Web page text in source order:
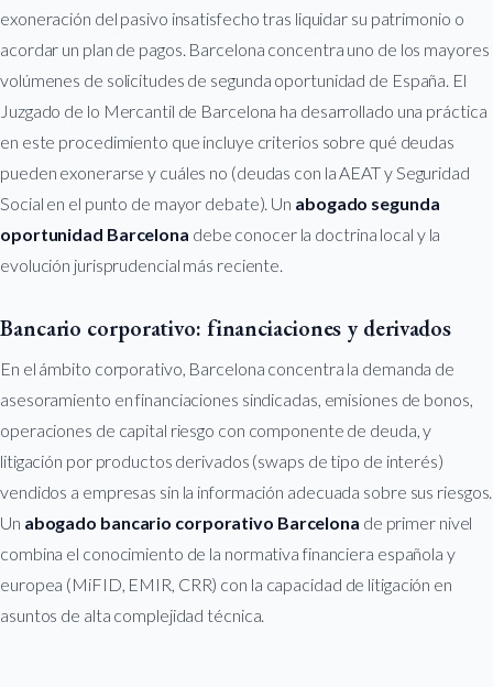
exoneración del pasivo insatisfecho tras liquidar su patrimonio o
acordar un plan de pagos. Barcelona concentra uno de los mayores
volúmenes de solicitudes de segunda oportunidad de España. El
Juzgado de lo Mercantil de Barcelona ha desarrollado una práctica
en este procedimiento que incluye criterios sobre qué deudas
pueden exonerarse y cuáles no (deudas con la AEAT y Seguridad
Social en el punto de mayor debate). Un abogado segunda
oportunidad Barcelona debe conocer la doctrina local y la
evolución jurisprudencial más reciente.
Bancario corporativo: financiaciones y derivados
En el ámbito corporativo, Barcelona concentra la demanda de
asesoramiento en financiaciones sindicadas, emisiones de bonos,
operaciones de capital riesgo con componente de deuda, y
litigación por productos derivados (swaps de tipo de interés)
vendidos a empresas sin la información adecuada sobre sus riesgos.
Un abogado bancario corporativo Barcelona de primer nivel
combina el conocimiento de la normativa financiera española y
europea (MiFID, EMIR, CRR) con la capacidad de litigación en
asuntos de alta complejidad técnica.